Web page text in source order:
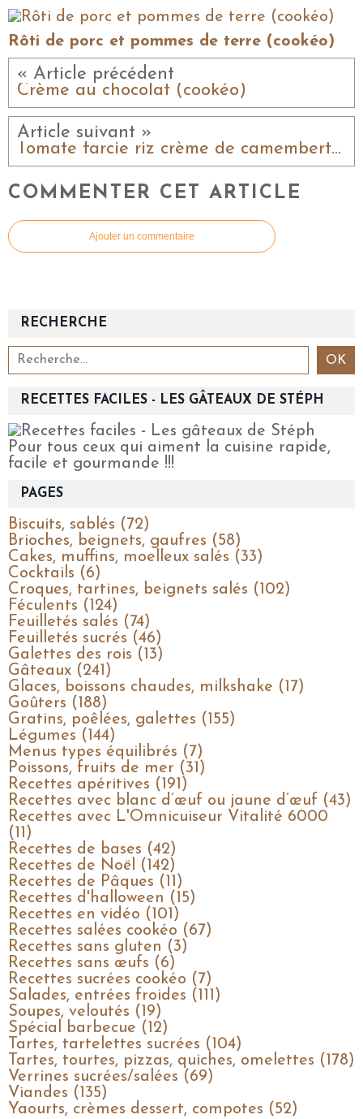
Rôti de porc et pommes de terre (cookéo)
« Article précédent
Crème au chocolat (cookéo)
Article suivant »
Tomate farcie riz crème de camembert (cookéo)
COMMENTER CET ARTICLE
Ajouter un commentaire
RECHERCHE
RECETTES FACILES - LES GÂTEAUX DE STÉPH
Pour tous ceux qui aiment la cuisine rapide,
facile et gourmande !!!
PAGES
Biscuits, sablés (72)
Brioches, beignets, gaufres (58)
Cakes, muffins, moelleux salés (33)
Cocktails (6)
Croques, tartines, beignets salés (102)
Féculents (124)
Feuilletés salés (74)
Feuilletés sucrés (46)
Galettes des rois (13)
Gâteaux (241)
Glaces, boissons chaudes, milkshake (17)
Goûters (188)
Gratins, poêlées, galettes (155)
Légumes (144)
Menus types équilibrés (7)
Poissons, fruits de mer (31)
Recettes apéritives (191)
Recettes avec blanc d’œuf ou jaune d’œuf (43)
Recettes avec L'Omnicuiseur Vitalité 6000
(11)
Recettes de bases (42)
Recettes de Noël (142)
Recettes de Pâques (11)
Recettes d'halloween (15)
Recettes en vidéo (101)
Recettes salées cookéo (67)
Recettes sans gluten (3)
Recettes sans œufs (6)
Recettes sucrées cookéo (7)
Salades, entrées froides (111)
Soupes, veloutés (19)
Spécial barbecue (12)
Tartes, tartelettes sucrées (104)
Tartes, tourtes, pizzas, quiches, omelettes (178)
Verrines sucrées/salées (69)
Viandes (135)
Yaourts, crèmes dessert, compotes (52)